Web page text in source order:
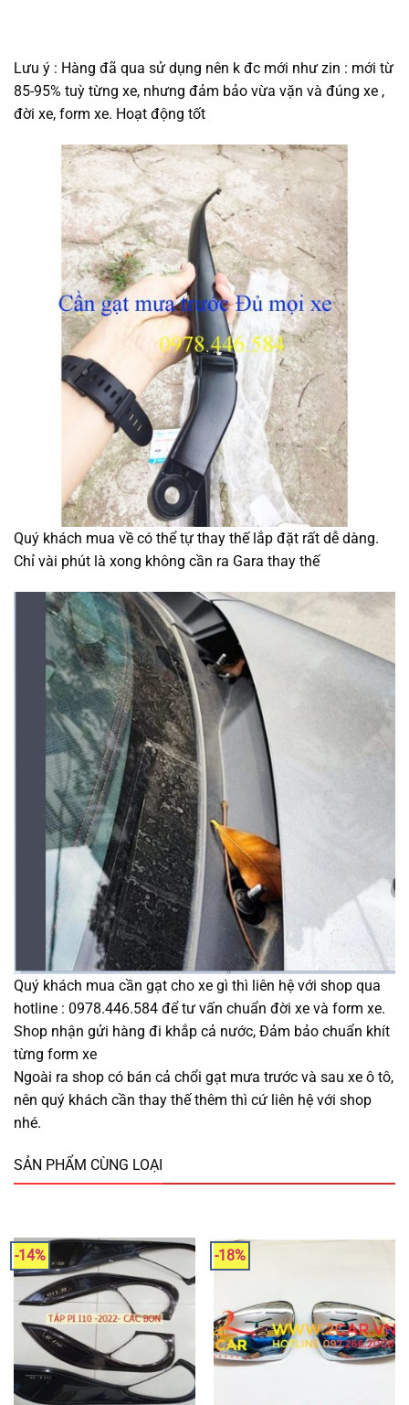
Lưu ý : Hàng đã qua sử dụng nên k đc mới như zin : mới từ
85-95% tuỳ từng xe, nhưng đảm bảo vừa vặn và đúng xe ,
đời xe, form xe. Hoạt động tốt
Quý khách mua về có thể tự thay thế lắp đặt rất dễ dàng.
Chỉ vài phút là xong không cần ra Gara thay thế
Quý khách mua cần gạt cho xe gì thì liên hệ với shop qua
hotline : 0978.446.584 để tư vấn chuẩn đời xe và form xe.
Shop nhận gửi hàng đi khắp cả nước, Đảm bảo chuẩn khít
từng form xe
Ngoài ra shop có bán cả chổi gạt mưa trước và sau xe ô tô,
nên quý khách cần thay thế thêm thì cứ liên hệ với shop
nhé.
SẢN PHẨM CÙNG LOẠI
-14% -18%